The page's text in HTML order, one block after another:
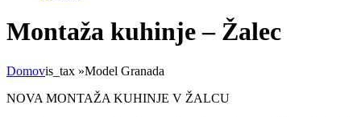
Montaža kuhinje – Žalec
Domovis_tax »Model Granada
NOVA MONTAŽA KUHINJE V ŽALCU